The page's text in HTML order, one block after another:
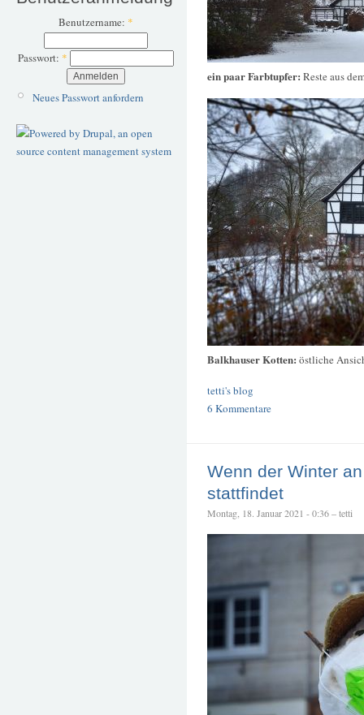
Benutzername: *
Passwort: *
Neues Passwort anfordern
ein paar Farbtupfer: Reste aus
Balkhauser Kotten: östliche
tetti's blog
6 Kommentare
Wenn der Winter
stattfindet
Montag, 18. Januar 2021 - 0:36 – tetti